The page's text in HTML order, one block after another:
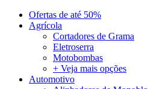
Ofertas de até 50%
Agrícola
Cortadores de Grama
Eletroserra
Motobombas
+ Veja mais opções
Automotivo